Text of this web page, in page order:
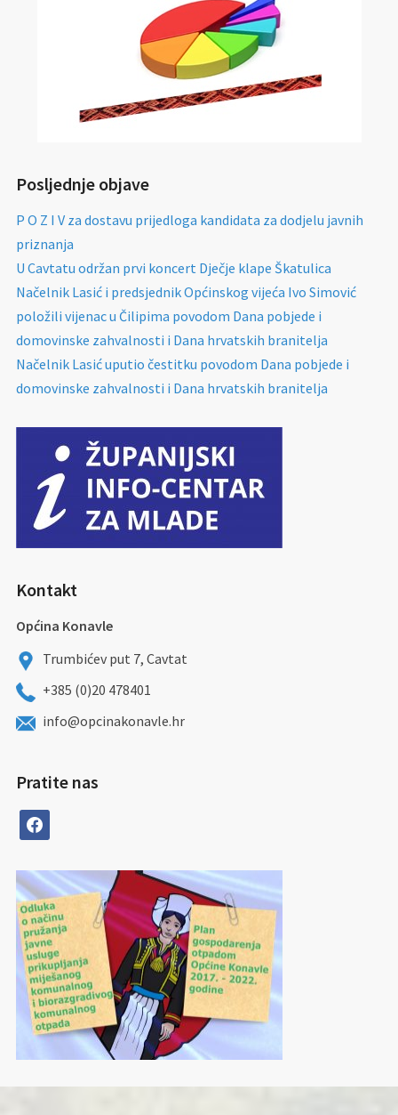
Posljednje objave
P O Z I V za dostavu prijedloga kandidata za dodjelu javnih
priznanja
U Cavtatu održan prvi koncert Dječje klape Škatulica
Načelnik Lasić i predsjednik Općinskog vijeća Ivo Simović
položili vijenac u Čilipima povodom Dana pobjede i
domovinske zahvalnosti i Dana hrvatskih branitelja
Načelnik Lasić uputio čestitku povodom Dana pobjede i
domovinske zahvalnosti i Dana hrvatskih branitelja
Kontakt
Općina Konavle
Trumbićev put 7, Cavtat
+385 (0)20 478401
info@opcinakonavle.hr
Pratite nas
facebook